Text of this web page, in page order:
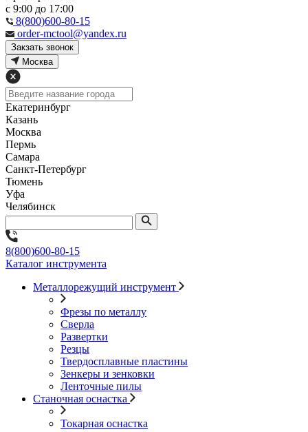
с 9:00 до 17:00
8(800)600-80-15
order-mctool@yandex.ru
Закзать звонок
Москва
Екатеринбург
Казань
Москва
Пермь
Самара
Санкт-Петербург
Тюмень
Уфа
Челябинск
8(800)600-80-15
Каталог инструмента
Металлорежущий инструмент
Фрезы по металлу
Сверла
Развертки
Резцы
Твердосплавные пластины
Зенкеры и зенковки
Ленточные пилы
Станочная оснастка
Токарная оснастка